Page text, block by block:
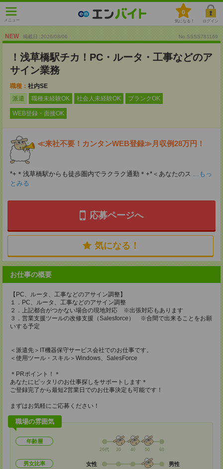
メニュー
0
気になる！ ログイン
NEW 掲載日 :2026/08/06 No.SSSS781169
！浅草橋駅チカ！PC・ルータ・工事などのア
サイン業務
職種： 社内SE
派遣
職種未経験OK 社会人未経験OK ブランクOK
WEB登録・面接OK
≪来社不要！カンタンWEB登録≫月収例28万円！
*+＊浅草橋駅からも徒歩圏内でラクラク通勤＊+*＜あなたのス ...もっ
とみる
応募ページへ
気になる！
お仕事の概要
【PC、ルータ、工事などのアサイン調整】
１．PC、ルータ、工事などのアサイン調整
２．上記都合がつかない場合の現地対応 ※出張対応もあります
３．営業支援ツールの改修支援（Salesforce） ※合間で出来ることをお願
いする予定
＜派遣先＞IT機器保守サービス会社でのお仕事です。
＜使用ツール・スキル＞Windows、SalesForce
＊PRポイント！＊
あなたにピッタリのお仕事探しをサポートします＊
ご登録完了から最短2営業日でのお仕事決定も可能です！
まずはお気軽にご応募ください！
職場の雰囲気
年齢層
20代 30 40 50 60
男女比率 女性 男性